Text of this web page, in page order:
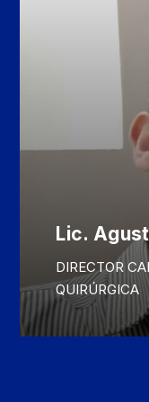
Lic.
DIRECTOR
QUIRÚRGICA